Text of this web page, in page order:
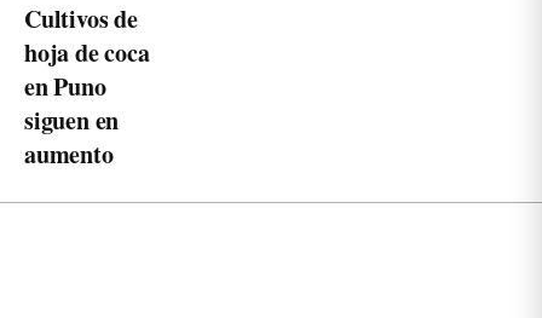
Cultivos de
hoja de coca
en Puno
siguen en
aumento